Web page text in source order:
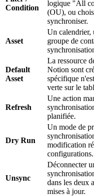
Condition
logique "All
(OU), ou
synchroniser.
Asset
Un calendrier,
groupe de
Default
Asset
La ressource
Notion sont
spécifique
verte sur le
Refresh
Une action
planifiée.
Dry Run
Un mode de
modification
configurations.
Unsync
Déconnecter
dans les deux
mises à jour.